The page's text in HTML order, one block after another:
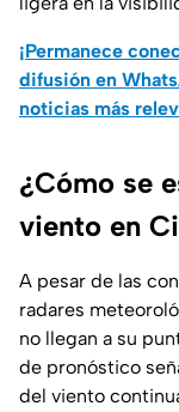
¡Permanece
difusión en
noticias más
¿Cómo se
viento en
A pesar de las
radares
no llegan a su
de pronóstico
del viento